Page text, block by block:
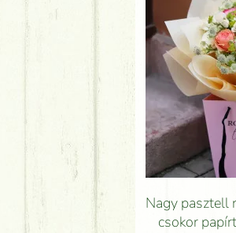
Nagy pasztell
csokor